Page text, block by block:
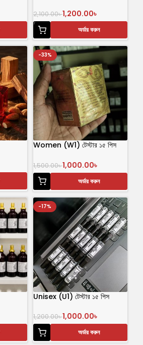
2,100.00৳1,200.00৳
অর্ডার করুন
-33%
Women (W1) টেস্টার ১৫ পিস
1,500.00৳1,000.00৳
অর্ডার করুন
-17%
Unisex (U1) টেস্টার ১৫ পিস
1,200.00৳1,000.00৳
অর্ডার করুন